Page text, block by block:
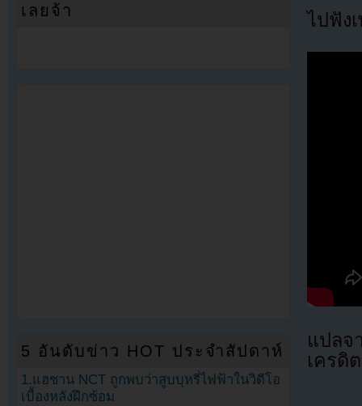
ไปฟัง
แปล
เครดิ
เลยจ้า
5 อันดับข่าว HOT ประจำสัปดาห์
1.แฮชาน NCT ถูกพบว่าสูบบุหรี่ไฟฟ้าในวิดีโอ
เบื้องหลังฝึกซ้อม